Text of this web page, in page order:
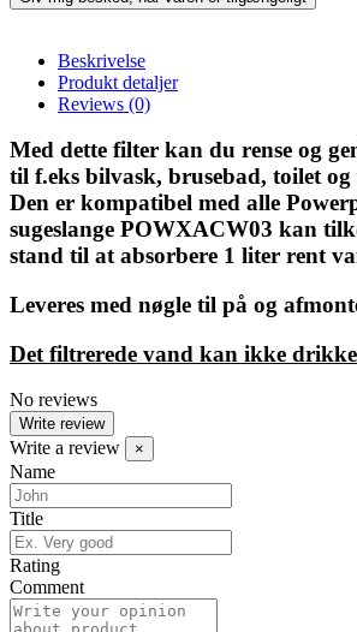
Beskrivelse
Produkt detaljer
Reviews (0)
Med dette filter kan du rense og
til f.eks bilvask, brusebad, toilet og
Den er kompatibel med alle
sugeslange POWXACW03 kan
stand til at absorbere 1 liter rent
Leveres med nøgle til på og
Det filtrerede vand kan ikke
No reviews
Write review
Write a review ×
Name
Title
Rating
Comment